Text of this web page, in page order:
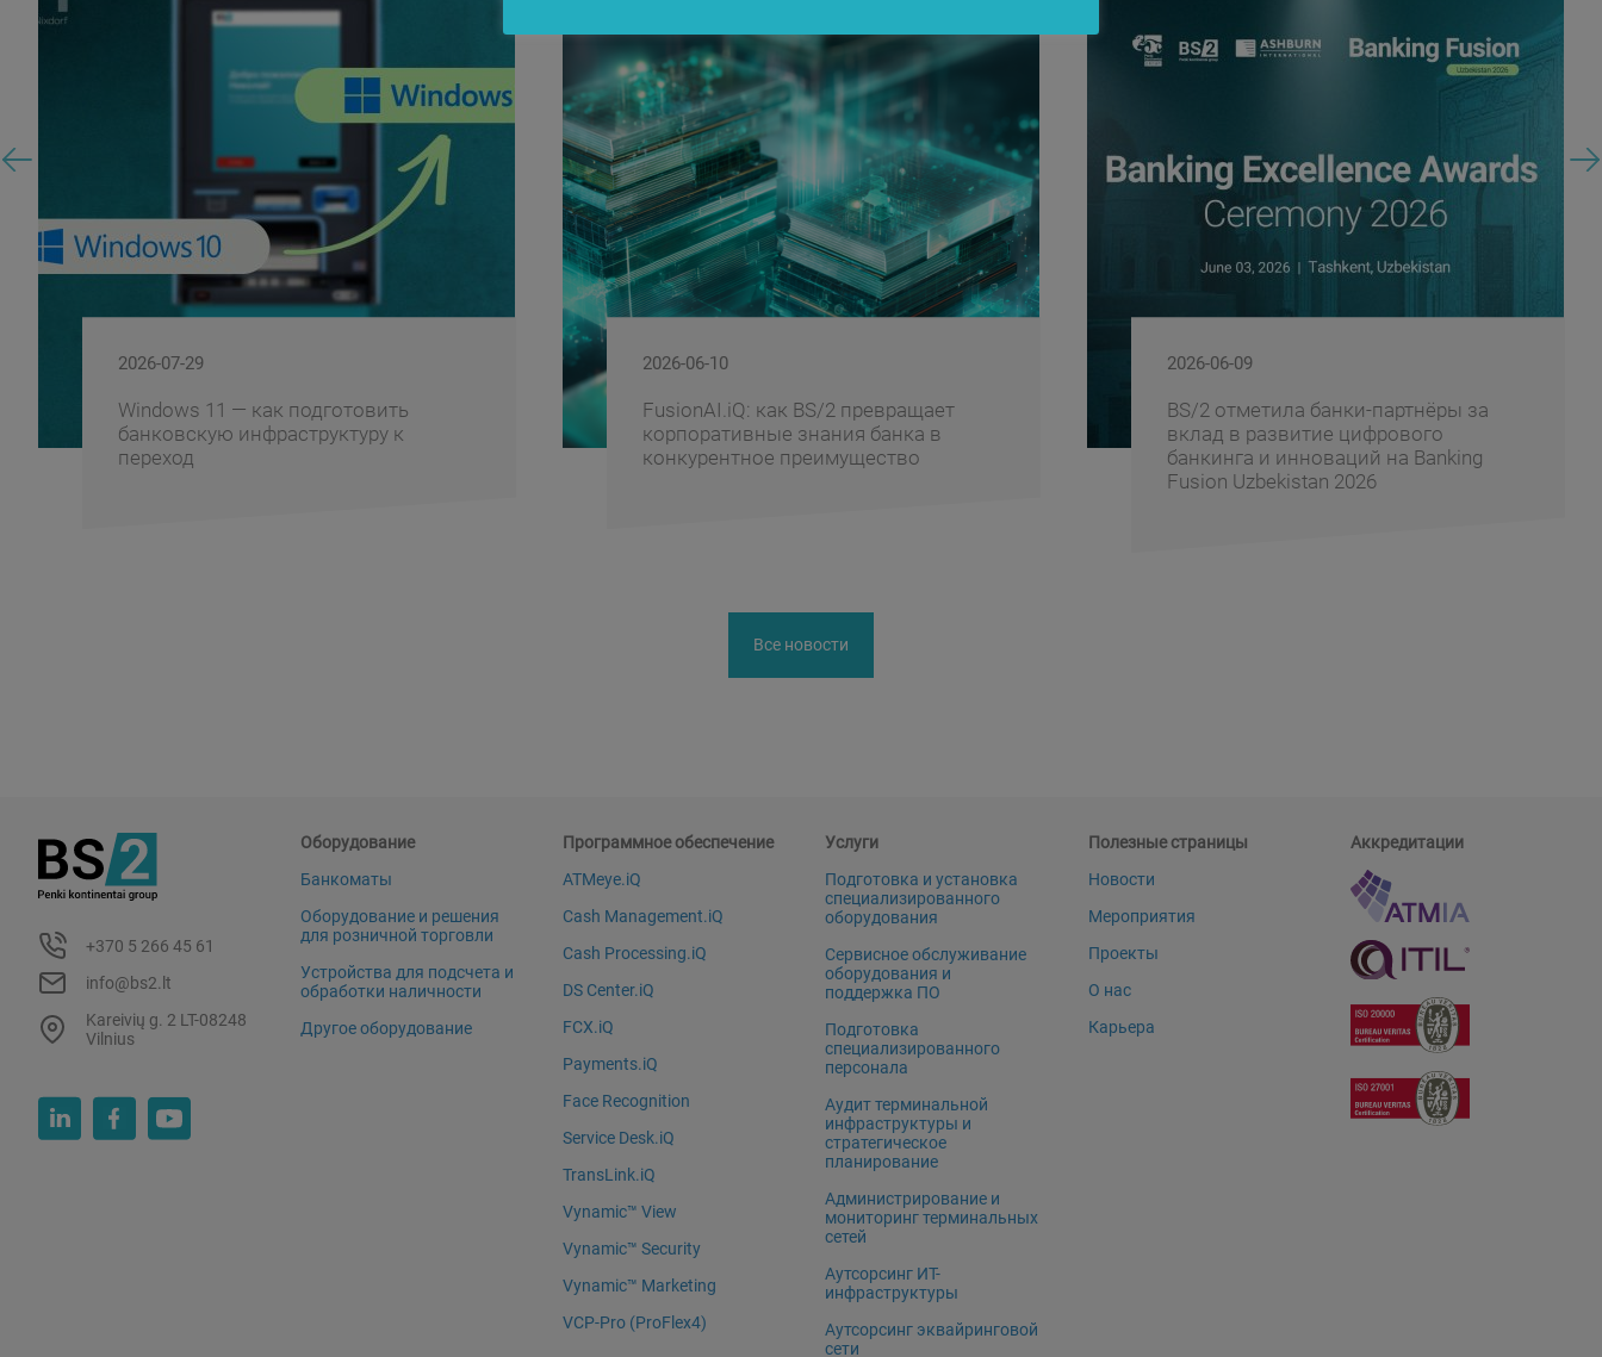
2026-07-29
Windows 11 — как подготовить
банковскую инфраструктуру к
переход
2026-06-10
FusionAI.iQ: как BS/2 превращает
корпоративные знания банка в
конкурентное преимущество
2026-06-09
BS/2 отметила банки-партнёры за
вклад в развитие цифрового
банкинга и инноваций на Banking
Fusion Uzbekistan 2026
Все новости
+370 5 266 45 61
info@bs2.lt
Kareivių g. 2 LT-08248
Vilnius
Оборудование
Банкоматы
Оборудование и решения
для розничной торговли
Устройства для подсчета и
обработки наличности
Другое оборудование
Программное обеспечение
ATMeye.iQ
Cash Management.iQ
Cash Processing.iQ
DS Center.iQ
FCX.iQ
Payments.iQ
Face Recognition
Service Desk.iQ
TransLink.iQ
Vynamic™ View
Vynamic™ Security
Vynamic™ Marketing
VCP-Pro (ProFlex4)
Услуги
Подготовка и установка
специализированного
оборудования
Сервисное обслуживание
оборудования и
поддержка ПО
Подготовка
специализированного
персонала
Аудит терминальной
инфраструктуры и
стратегическое
планирование
Администрирование и
мониторинг терминальных
сетей
Аутсорсинг ИТ-
инфраструктуры
Аутсорсинг эквайринговой
сети
Полезные страницы
Новости
Мероприятия
Проекты
О нас
Карьера
Аккредитации